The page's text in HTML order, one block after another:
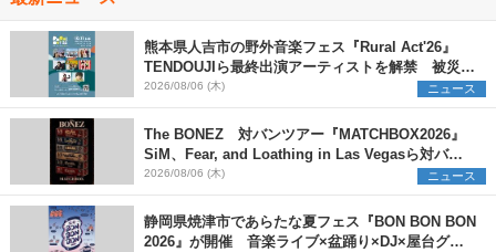
熊本県人吉市の野外音楽フェス『Rural Act'26』
TENDOUJIら最終出演アーティストを解禁 被災地
支援プロジェクトの始動も発表
2026/08/06 (木) ニュース
The BONEZ 対バンツアー『MATCHBOX2026』
SiM、Fear, and Loathing in Las Vegasら対バン
アーティストを一斉解禁
2026/08/06 (木) ニュース
静岡県焼津市であらたな夏フェス『BON BON BON
2026』が開催 音楽ライブ×盆踊り×DJ×屋台グル